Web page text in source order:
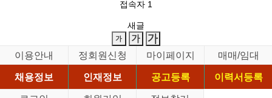
접속자 1
새글
이용안내 정회원신청 마이페이지
매매/임대
채용정보
인재정보 공고등록
이력서등록